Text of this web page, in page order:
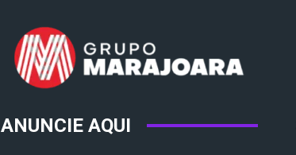
ANUNCIE AQUI